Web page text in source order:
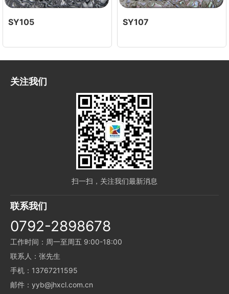
SY105 SY107
关注我们
扫一扫，关注我们最新消息
联系我们
0792-2898678
工作时间：周一至周五 9:00-18:00
联系人：张先生
手机：13767211595
邮件：yyb@jhxcl.com.cn